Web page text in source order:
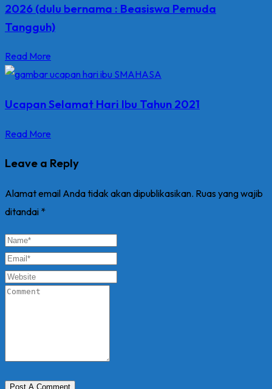
2026 (dulu bernama : Beasiswa Pemuda
Tangguh)
Read More
Ucapan Selamat Hari Ibu Tahun 2021
Read More
Leave a Reply
Alamat email Anda tidak akan dipublikasikan. Ruas yang wajib
ditandai *